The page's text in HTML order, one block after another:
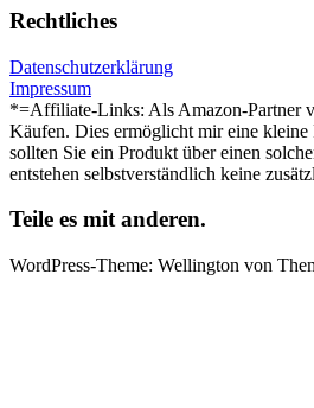
Rechtliches
Datenschutzerklärung
Impressum
*=Affiliate-Links: Als Amazon-Partner
Käufen. Dies ermöglicht mir eine kleine
sollten Sie ein Produkt über einen
entstehen selbstverständlich keine
Teile es mit anderen.
WordPress-Theme: Wellington von